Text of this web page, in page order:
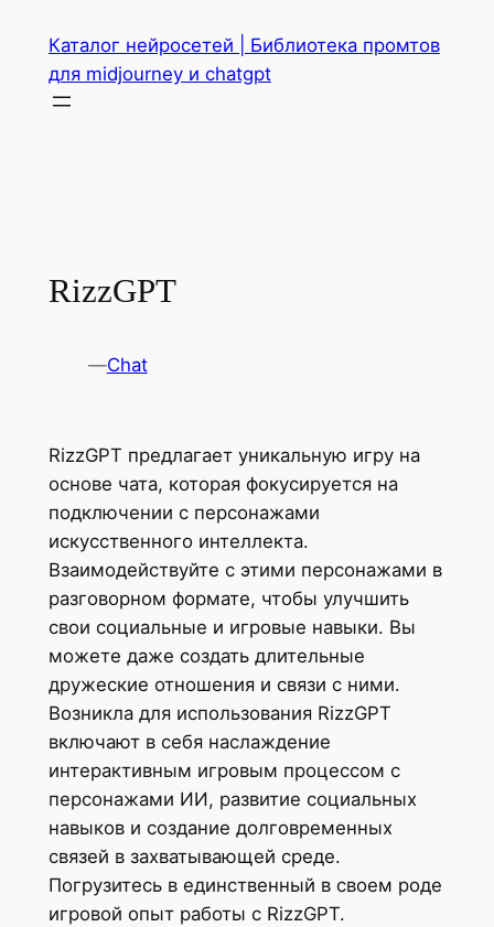
содержимому
Каталог нейросетей | Библиотека промтов
для midjourney и chatgpt
RizzGPT
—Chat
RizzGPT предлагает уникальную игру на
основе чата, которая фокусируется на
подключении с персонажами
искусственного интеллекта.
Взаимодействуйте с этими персонажами в
разговорном формате, чтобы улучшить
свои социальные и игровые навыки. Вы
можете даже создать длительные
дружеские отношения и связи с ними.
Возникла для использования RizzGPT
включают в себя наслаждение
интерактивным игровым процессом с
персонажами ИИ, развитие социальных
навыков и создание долговременных
связей в захватывающей среде.
Погрузитесь в единственный в своем роде
игровой опыт работы с RizzGPT.